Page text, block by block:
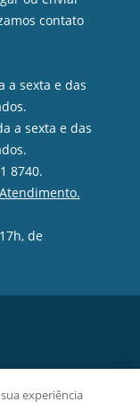
contato
a sexta e das
a sexta e das
8740.
de
experiência